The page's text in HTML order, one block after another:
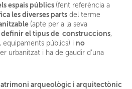
espais públics (fent referència a
les diverses parts del terme
(apte per a la seva
definir el tipus de construccions,
equipaments públics) i no
urbanitzat i ha de gaudir d’una
arqueològic i arquitectònic